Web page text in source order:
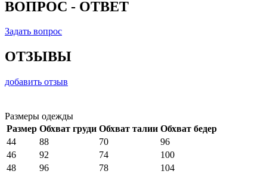
ВОПРОС - ОТВЕТ
Задать вопрос
ОТЗЫВЫ
добавить отзыв
Размеры одежды
Размер Обхват груди Обхват талии Обхват бедер
44
88 70
96
46
92 74
100
48
96 78
104